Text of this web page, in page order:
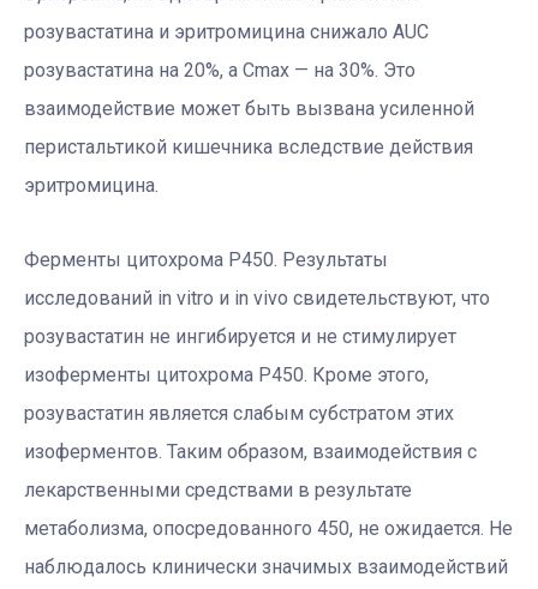
розувастатина и эритромицина снижало AUC
розувастатина на 20%, а Cmax — на 30%. Это
взаимодействие может быть вызвана усиленной
перистальтикой кишечника вследствие действия
эритромицина.
Ферменты цитохрома Р450. Результаты
исследований in vitro и in vivo свидетельствуют, что
розувастатин не ингибируется и не стимулирует
изоферменты цитохрома Р450. Кроме этого,
розувастатин является слабым субстратом этих
изоферментов. Таким образом, взаимодействия с
лекарственными средствами в результате
метаболизма, опосредованного 450, не ожидается. Не
наблюдалось клинически значимых взаимодействий